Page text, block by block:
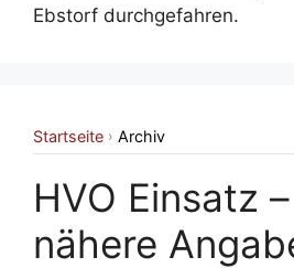
Ebstorf durchgefahren.
Startseite › Archiv
HVO Einsatz
nähere